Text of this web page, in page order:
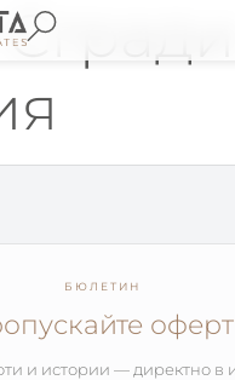
БЮЛЕТИН
и истории — директно в